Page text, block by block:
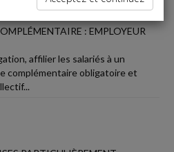
: EMPLOYEUR
affilier les salariés à un
complémentaire obligatoire et